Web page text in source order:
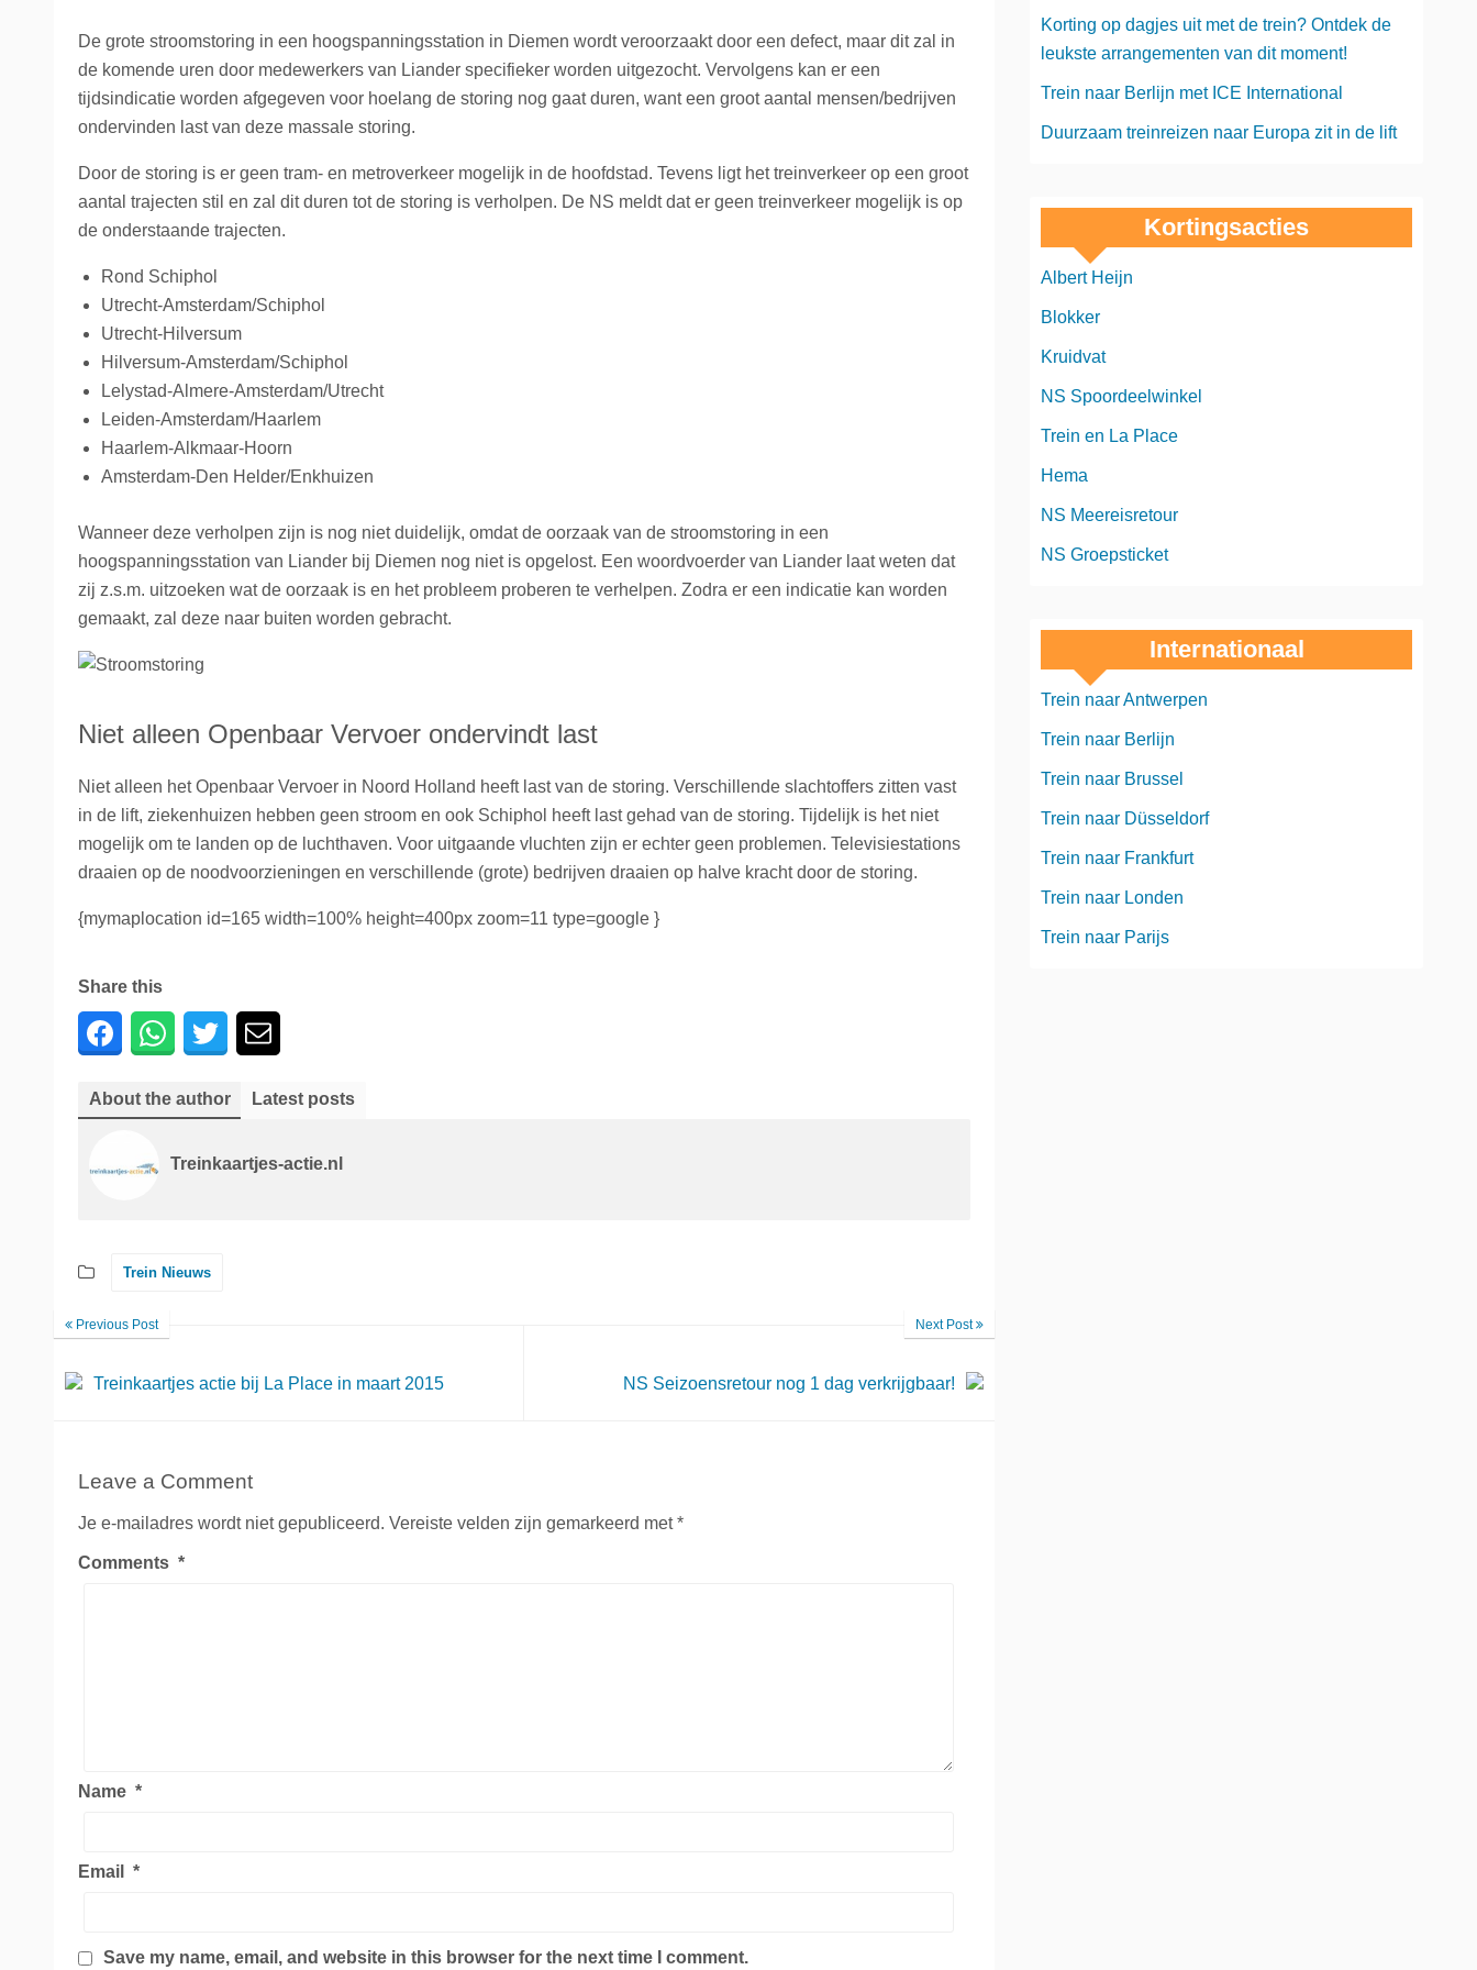
Polen
Trein naar Zwitserland
Treinen
De grote stroomstoring in een hoogspanningsstation in Diemen wordt veroorzaakt door een defect, maar dit zal in
de komende uren door medewerkers van Liander specifieker worden uitgezocht. Vervolgens kan er een
tijdsindicatie worden afgegeven voor hoelang de storing nog gaat duren, want een groot aantal mensen/bedrijven
ondervinden last van deze massale storing.
Door de storing is er geen tram- en metroverkeer mogelijk in de hoofdstad. Tevens ligt het treinverkeer op een groot
aantal trajecten stil en zal dit duren tot de storing is verholpen. De NS meldt dat er geen treinverkeer mogelijk is op
de onderstaande trajecten.
Rond Schiphol
Utrecht-Amsterdam/Schiphol
Utrecht-Hilversum
Hilversum-Amsterdam/Schiphol
Lelystad-Almere-Amsterdam/Utrecht
Leiden-Amsterdam/Haarlem
Haarlem-Alkmaar-Hoorn
Amsterdam-Den Helder/Enkhuizen
Wanneer deze verholpen zijn is nog niet duidelijk, omdat de oorzaak van de stroomstoring in een
hoogspanningsstation van Liander bij Diemen nog niet is opgelost. Een woordvoerder van Liander laat weten dat
zij z.s.m. uitzoeken wat de oorzaak is en het probleem proberen te verhelpen. Zodra er een indicatie kan worden
gemaakt, zal deze naar buiten worden gebracht.
Niet alleen Openbaar Vervoer ondervindt last
Niet alleen het Openbaar Vervoer in Noord Holland heeft last van de storing. Verschillende slachtoffers zitten vast
in de lift, ziekenhuizen hebben geen stroom en ook Schiphol heeft last gehad van de storing. Tijdelijk is het niet
mogelijk om te landen op de luchthaven. Voor uitgaande vluchten zijn er echter geen problemen. Televisiestations
draaien op de noodvoorzieningen en verschillende (grote) bedrijven draaien op halve kracht door de storing.
{mymaplocation id=165 width=100% height=400px zoom=11 type=google }
Share this
About the author Latest posts
Treinkaartjes-actie.nl
Trein Nieuws
Previous Post
Treinkaartjes actie bij La Place in maart 2015
Next Post
NS Seizoensretour nog 1 dag verkrijgbaar!
Leave a Comment
Je e-mailadres wordt niet gepubliceerd. Vereiste velden zijn gemarkeerd met*
Comments *
Name *
Email *
Save my name, email, and website in this browser for the next time I comment.
Korting op dagjes uit met de trein? Ontdek de
leukste arrangementen van dit moment!
Trein naar Berlijn met ICE International
Duurzaam treinreizen naar Europa zit in de lift
Kortingsacties
Albert Heijn
Blokker
Kruidvat
NS Spoordeelwinkel
Trein en La Place
Hema
NS Meereisretour
NS Groepsticket
Internationaal
Trein naar Antwerpen
Trein naar Berlijn
Trein naar Brussel
Trein naar Düsseldorf
Trein naar Frankfurt
Trein naar Londen
Trein naar Parijs